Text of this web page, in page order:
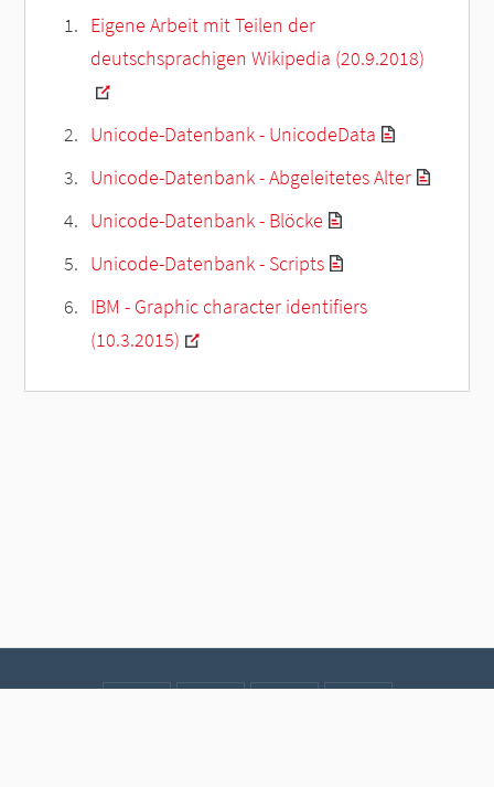
Eigene Arbeit mit Teilen der
deutschsprachigen Wikipedia (20.9.2018)
Unicode-Datenbank - UnicodeData
Unicode-Datenbank - Abgeleitetes Alter
Unicode-Datenbank - Blöcke
Unicode-Datenbank - Scripts
IBM - Graphic character identifiers
(10.3.2015)